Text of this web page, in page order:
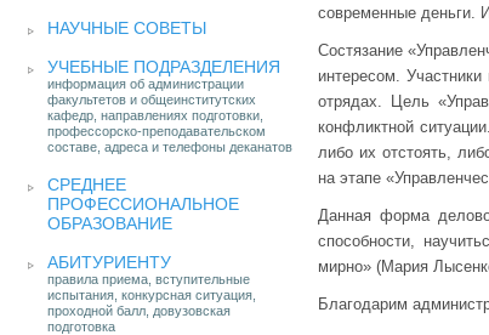
НАУЧНЫЕ СОВЕТЫ
УЧЕБНЫЕ ПОДРАЗДЕЛЕНИЯ
информация об администрации
факультетов и общеинститутских
кафедр, направлениях подготовки,
профессорско-преподавательском
составе, адреса и телефоны деканатов
СРЕДНЕЕ
ПРОФЕССИОНАЛЬНОЕ
ОБРАЗОВАНИЕ
АБИТУРИЕНТУ
правила приема, вступительные
испытания, конкурсная ситуация,
проходной балл, довузовская
подготовка
современные деньги.
Состязание
интересом.
отрядах. Цель
конфликтной
либо их отстоять,
на этапе
Данная форма
способности,
мирно» (Мария
Благодарим